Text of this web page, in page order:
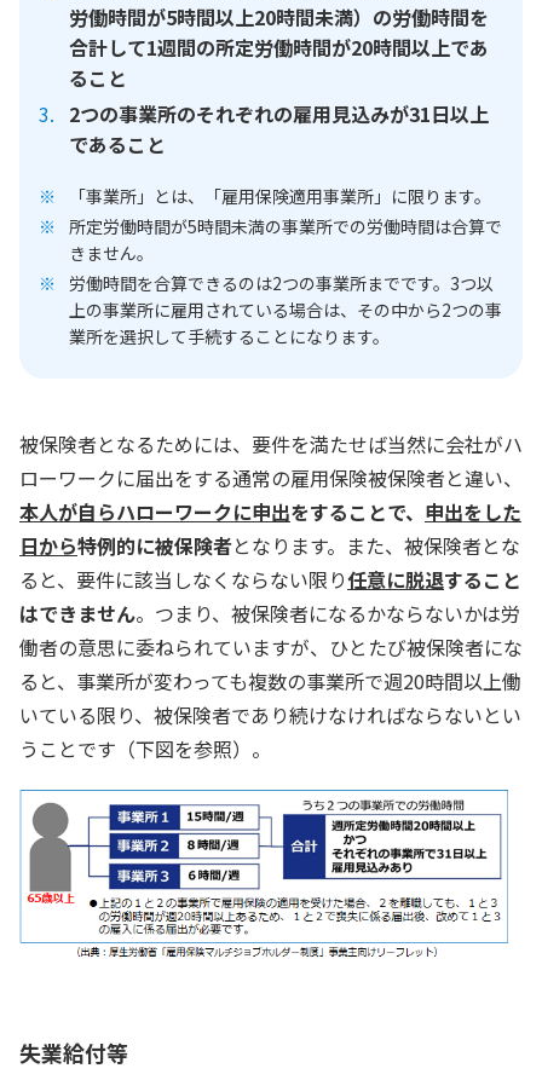
労働時間が5時間以上20時間未満）の労働時間を
合計して1週間の所定労働時間が20時間以上であ
ること
2つの事業所のそれぞれの雇用見込みが31日以上
であること
「事業所」とは、「雇用保険適用事業所」に限ります。
所定労働時間が5時間未満の事業所での労働時間は合算で
きません。
労働時間を合算できるのは2つの事業所までです。3つ以
上の事業所に雇用されている場合は、その中から2つの事
業所を選択して手続することになります。
被保険者となるためには、要件を満たせば当然に会社がハ
ローワークに届出をする通常の雇用保険被保険者と違い、
本人が自らハローワークに申出をすることで、 申出をした
日から特例的に被保険者となります。また、被保険者とな
ると、要件に該当しなくならない限り任意に脱退すること
はできません。つまり、被保険者になるかならないかは労
働者の意思に委ねられていますが、ひとたび被保険者にな
ると、事業所が変わっても複数の事業所で週20時間以上働
いている限り、被保険者であり続けなければならないとい
うことです（下図を参照）。
失業給付等